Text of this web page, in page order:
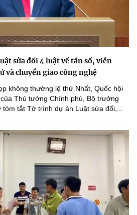
sửa đổi 4 luật về tần số, viễn
và chuyển giao công nghệ
không thường lệ thứ Nhất, Quốc hội
Thủ tướng Chính phủ, Bộ trưởng
tóm tắt Tờ trình dự án Luật sửa đổi,...